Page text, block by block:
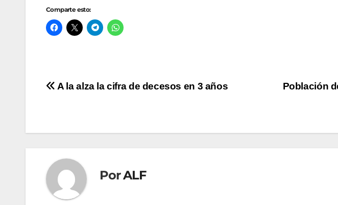
Comparte esto:
Navegación
entradas
Población
A la alza la cifra de decesos en 3 años
PorALF